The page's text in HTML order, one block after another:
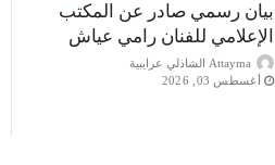
بيان رسمي صادر عن المكتب
الإعلامي للفنان رامي عياش
Attayma الشاذلي عرايبية
أغسطس 03, 2026